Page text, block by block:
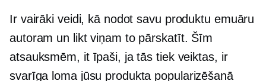
Ir vairāki veidi, kā nodot savu produktu emuāru
autoram un likt viņam to pārskatīt. Šīm
atsauksmēm, it īpaši, ja tās tiek veiktas, ir
svarīga loma jūsu produkta popularizēšanā